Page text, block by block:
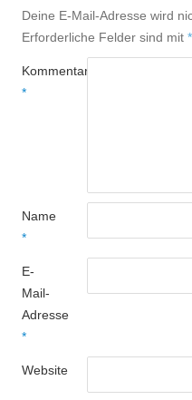
Deine E-Mail-Adresse wird
Erforderliche Felder sind mit *
Kommentar
*
Name
*
E-
Mail-
Adresse
*
Website